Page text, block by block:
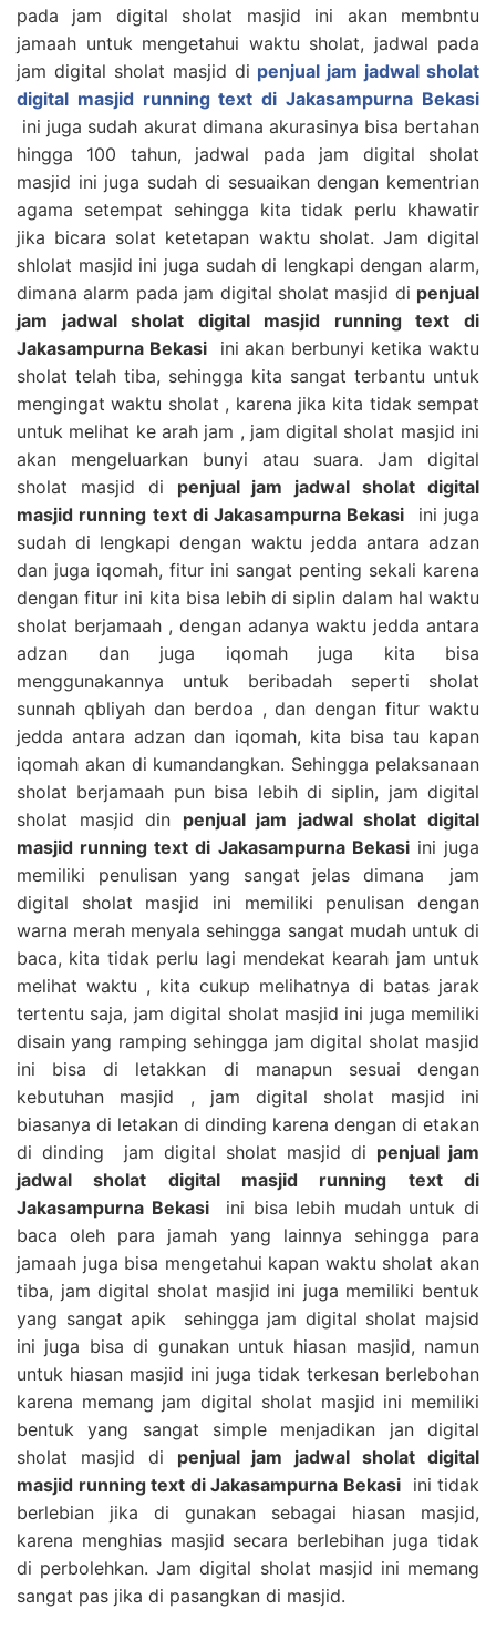
pada jam digital sholat masjid ini akan membntu
jamaah untuk mengetahui waktu sholat, jadwal pada
jam digital sholat masjid di penjual jam jadwal sholat
digital masjid running text di Jakasampurna Bekasi
ini juga sudah akurat dimana akurasinya bisa bertahan
hingga 100 tahun, jadwal pada jam digital sholat
masjid ini juga sudah di sesuaikan dengan kementrian
agama setempat sehingga kita tidak perlu khawatir
jika bicara solat ketetapan waktu sholat. Jam digital
shlolat masjid ini juga sudah di lengkapi dengan alarm,
dimana alarm pada jam digital sholat masjid di penjual
jam jadwal sholat digital masjid running text di
Jakasampurna Bekasiini akan berbunyi ketika waktu
sholat telah tiba, sehingga kita sangat terbantu untuk
mengingat waktu sholat , karena jika kita tidak sempat
untuk melihat ke arah jam , jam digital sholat masjid ini
akan mengeluarkan bunyi atau suara. Jam digital
sholat masjid di penjual jam jadwal sholat digital
masjid running text di Jakasampurna Bekasi ini juga
sudah di lengkapi dengan waktu jedda antara adzan
dan juga iqomah, fitur ini sangat penting sekali karena
dengan fitur ini kita bisa lebih di siplin dalam hal waktu
sholat berjamaah , dengan adanya waktu jedda antara
adzan dan juga iqomah juga kita bisa
menggunakannya untuk beribadah seperti sholat
sunnah qbliyah dan berdoa , dan dengan fitur waktu
jedda antara adzan dan iqomah, kita bisa tau kapan
iqomah akan di kumandangkan. Sehingga pelaksanaan
sholat berjamaah pun bisa lebih di siplin, jam digital
sholat masjid din penjual jam jadwal sholat digital
masjid running text di Jakasampurna Bekasiini juga
memiliki penulisan yang sangat jelas dimana jam
digital sholat masjid ini memiliki penulisan dengan
warna merah menyala sehingga sangat mudah untuk di
baca, kita tidak perlu lagi mendekat kearah jam untuk
melihat waktu , kita cukup melihatnya di batas jarak
tertentu saja, jam digital sholat masjid ini juga memiliki
disain yang ramping sehingga jam digital sholat masjid
ini bisa di letakkan di manapun sesuai dengan
kebutuhan masjid , jam digital sholat masjid ini
biasanya di letakan di dinding karena dengan di etakan
di dinding jam digital sholat masjid di penjual jam
jadwal sholat digital masjid running text di
Jakasampurna Bekasiini bisa lebih mudah untuk di
baca oleh para jamah yang lainnya sehingga para
jamaah juga bisa mengetahui kapan waktu sholat akan
tiba, jam digital sholat masjid ini juga memiliki bentuk
yang sangat apik sehingga jam digital sholat majsid
ini juga bisa di gunakan untuk hiasan masjid, namun
untuk hiasan masjid ini juga tidak terkesan berlebohan
karena memang jam digital sholat masjid ini memiliki
bentuk yang sangat simple menjadikan jan digital
sholat masjid di penjual jam jadwal sholat digital
masjid running text di Jakasampurna Bekasiini tidak
berlebian jika di gunakan sebagai hiasan masjid,
karena menghias masjid secara berlebihan juga tidak
di perbolehkan. Jam digital sholat masjid ini memang
sangat pas jika di pasangkan di masjid.